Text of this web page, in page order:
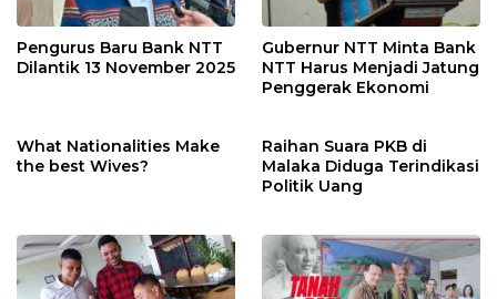
Pengurus Baru Bank NTT
Dilantik 13 November 2025
Gubernur NTT Minta Bank
NTT Harus Menjadi Jatung
Penggerak Ekonomi
What Nationalities Make
the best Wives?
Raihan Suara PKB di
Malaka Diduga Terindikasi
Politik Uang